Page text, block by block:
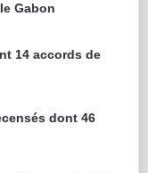
Gabon
14 accords de
dont 46